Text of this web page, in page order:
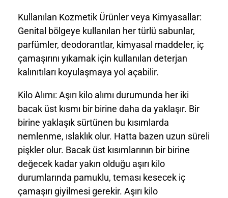
Kullanılan Kozmetik Ürünler veya Kimyasallar:
Genital bölgeye kullanılan her türlü sabunlar,
parfümler, deodorantlar, kimyasal maddeler, iç
çamaşırını yıkamak için kullanılan deterjan
kalınıtıları koyulaşmaya yol açabilir.
Kilo Alımı: Aşırı kilo alımı durumunda her iki
bacak üst kısmı bir birine daha da yaklaşır. Bir
birine yaklaşık sürtünen bu kısımlarda
nemlenme, ıslaklık olur. Hatta bazen uzun süreli
pişkler olur. Bacak üst kısımlarının bir birine
değecek kadar yakın olduğu aşırı kilo
durumlarında pamuklu, teması kesecek iç
çamaşırı giyilmesi gerekir. Aşırı kilo